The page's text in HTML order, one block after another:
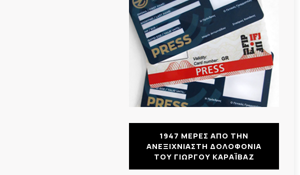
1947 ΜΕΡΕΣ ΑΠΟ ΤΗΝ
ΑΝΕΞΙΧΝΙΑΣΤΗ ΔΟΛΟΦΟΝΙΑ
ΤΟΥ ΓΙΩΡΓΟΥ ΚΑΡΑΪΒΑΖ